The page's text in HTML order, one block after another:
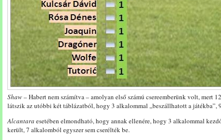
Shaw– Habert nem számítva – amolyan első számú csereemberünk volt, mert
látszik az utóbbi két táblázatból, hogy 3 alkalommal „beszállhatott a játékba”,
Alcantara esetében elmondható, hogy annak ellenére, hogy 3 alkalommal
került, 7 alkalomból egyszer sem cserélték be.